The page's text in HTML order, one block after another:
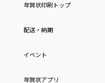
年賀状印刷トップ
配送・納期
イベント
年賀状アプリ